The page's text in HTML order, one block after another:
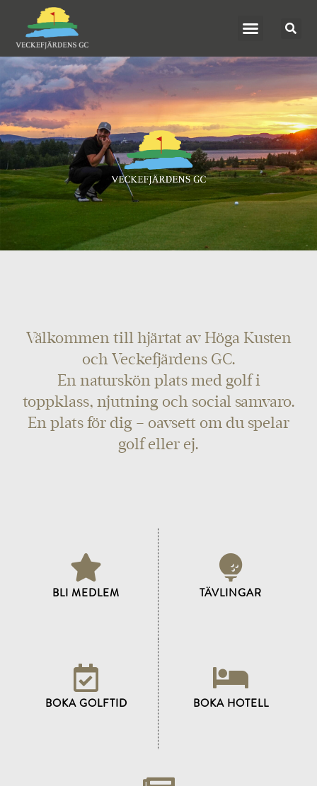
Välkommen till hjärtat av Höga Kusten
och Veckefjärdens GC.
En naturskön plats med golf i
toppklass, njutning och social samvaro.
En plats för dig – oavsett om du spelar
golf eller ej.
BLI MEDLEM TÄVLINGAR
BOKA GOLFTID BOKA HOTELL